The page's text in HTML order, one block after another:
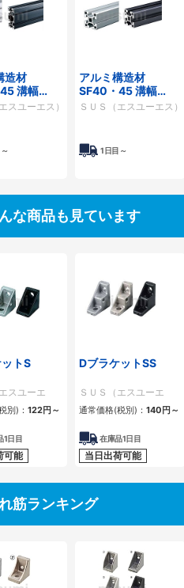
造材
溝幅
イプ SF2-
スユーエス）
アルミ構造材
SF40・45 溝幅
10mmタイプ SF-
ＳＵＳ（エスユーエス）
1日目～
な商品も見ています
トS
スユーエ
別)： 122円～
1日目
可能
DブラケットSS
ＳＵＳ（エスユーエ
ス）
通常価格(税別)： 140円～
在庫品1日目
当日出荷可能
筋ランキング